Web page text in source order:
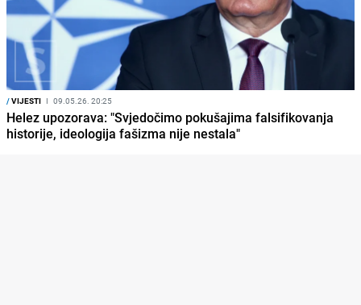
/VIJESTI I 09.05.26. 20:25
Helez upozorava: "Svjedočimo pokušajima falsifikovanja
historije, ideologija fašizma nije nestala"